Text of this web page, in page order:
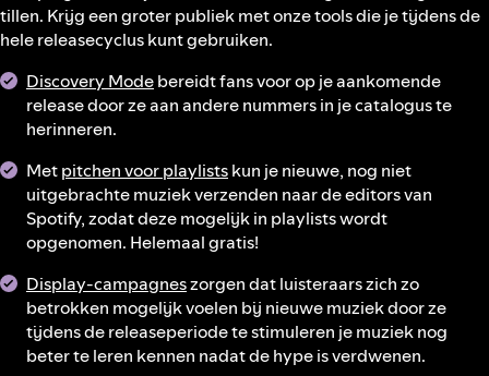
tillen. Krijg een groter publiek met onze tools die je tijdens de
hele releasecyclus kunt gebruiken.
Discovery Modebereidt fans voor op je aankomende
release door ze aan andere nummers in je catalogus te
herinneren.
Metpitchen voor playlistskun je nieuwe, nog niet
uitgebrachte muziek verzenden naar de editors van
Spotify, zodat deze mogelijk in playlists wordt
opgenomen. Helemaal gratis!
Display-campagneszorgen dat luisteraars zich zo
betrokken mogelijk voelen bij nieuwe muziek door ze
tijdens de releaseperiode te stimuleren je muziek nog
beter te leren kennen nadat de hype is verdwenen.